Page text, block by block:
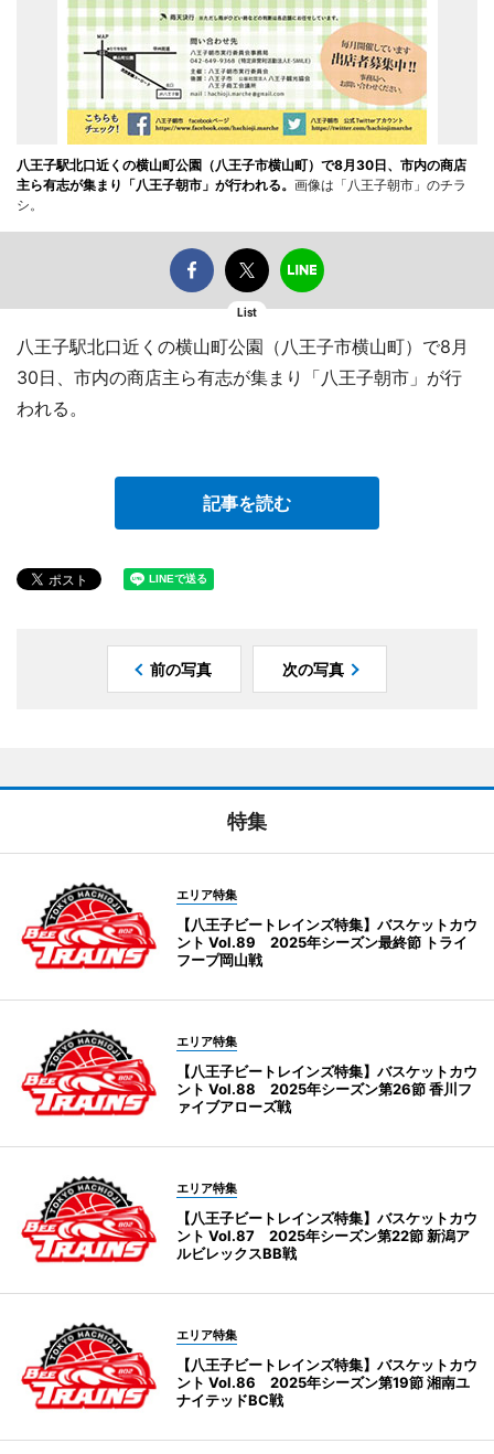
八王子駅北口近くの横山町公園（八王子市横山町）で8月30日、市内の商店
主ら有志が集まり「八王子朝市」が行われる。 画像は「八王子朝市」のチラ
シ。
List
八王子駅北口近くの横山町公園（八王子市横山町）で8月
30日、市内の商店主ら有志が集まり「八王子朝市」が行
われる。
記事を読む
前の写真 次の写真
特集
エリア特集
【八王子ビートレインズ特集】バスケットカウ
ント Vol.89 2025年シーズン最終節 トライ
フープ岡山戦
エリア特集
【八王子ビートレインズ特集】バスケットカウ
ント Vol.88 2025年シーズン第26節 香川フ
ァイブアローズ戦
エリア特集
【八王子ビートレインズ特集】バスケットカウ
ント Vol.87 2025年シーズン第22節 新潟ア
ルビレックスBB戦
エリア特集
【八王子ビートレインズ特集】バスケットカウ
ント Vol.86 2025年シーズン第19節 湘南ユ
ナイテッドBC戦